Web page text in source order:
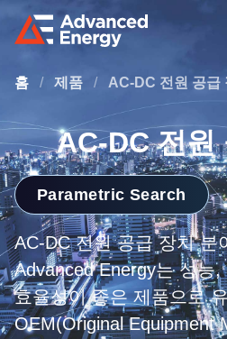
홈 / 제품 / AC-DC 전원 공급
AC-DC 전원
Parametric Search
AC-DC 전원 공급 장치 분
Advanced Energy는 성능
효율성이 좋은 제품으로
OEM(Original Equipment